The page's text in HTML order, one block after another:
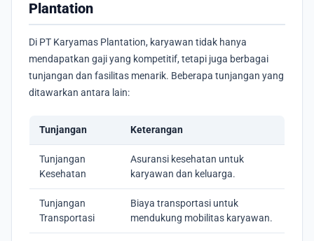
Plantation
Di PT Karyamas Plantation, karyawan tidak hanya
mendapatkan gaji yang kompetitif, tetapi juga berbagai
tunjangan dan fasilitas menarik. Beberapa tunjangan yang
ditawarkan antara lain:
Tunjangan Keterangan
Tunjangan
Kesehatan
Asuransi kesehatan untuk
karyawan dan keluarga.
Tunjangan
Transportasi
Biaya transportasi untuk
mendukung mobilitas karyawan.